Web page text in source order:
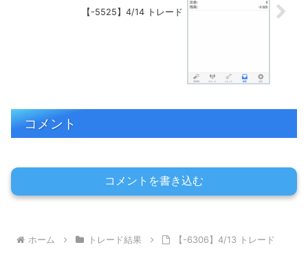
【-5525】4/14 トレード
コメント
コメントを書き込む
ホーム トレード結果 【-6306】4/13 トレード